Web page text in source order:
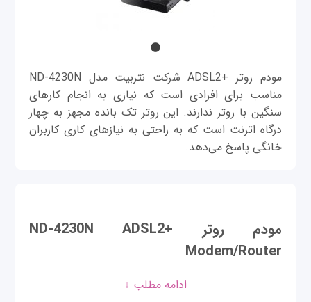
مودم روتر +ADSL2 شرکت نتربیت مدل ND-4230N
مناسب برای افرادی است که نیازی به انجام کارهای
سنگین با روتر ندارند. این روتر تک بانده مجهز به چهار
درگاه اترنت است که به راحتی به نیازهای کاری کاربران
خانگی پاسخ می‌دهد.
مودم روتر ND-4230N ADSL2+
Modem/Router
ادامه مطلب ↓